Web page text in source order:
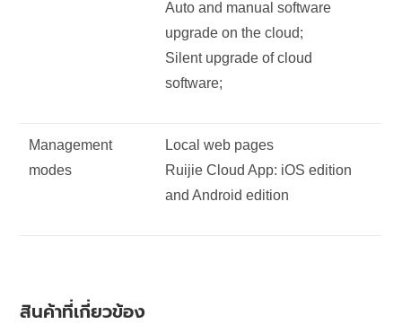
Auto and manual software
upgrade on the cloud;
Silent upgrade of cloud
software;
Management
modes
Local web pages
Ruijie Cloud App: iOS edition
and Android edition
สินค้าที่เกี่ยวข้อง